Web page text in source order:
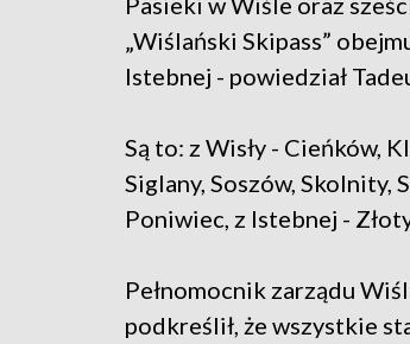
„Wiślański Skipass”
Istebnej - powiedział
Są to: z Wisły - Cieńków,
Siglany, Soszów, Skolnity,
Poniwiec, z Istebnej -
Pełnomocnik zarządu
podkreślił, że wszystkie